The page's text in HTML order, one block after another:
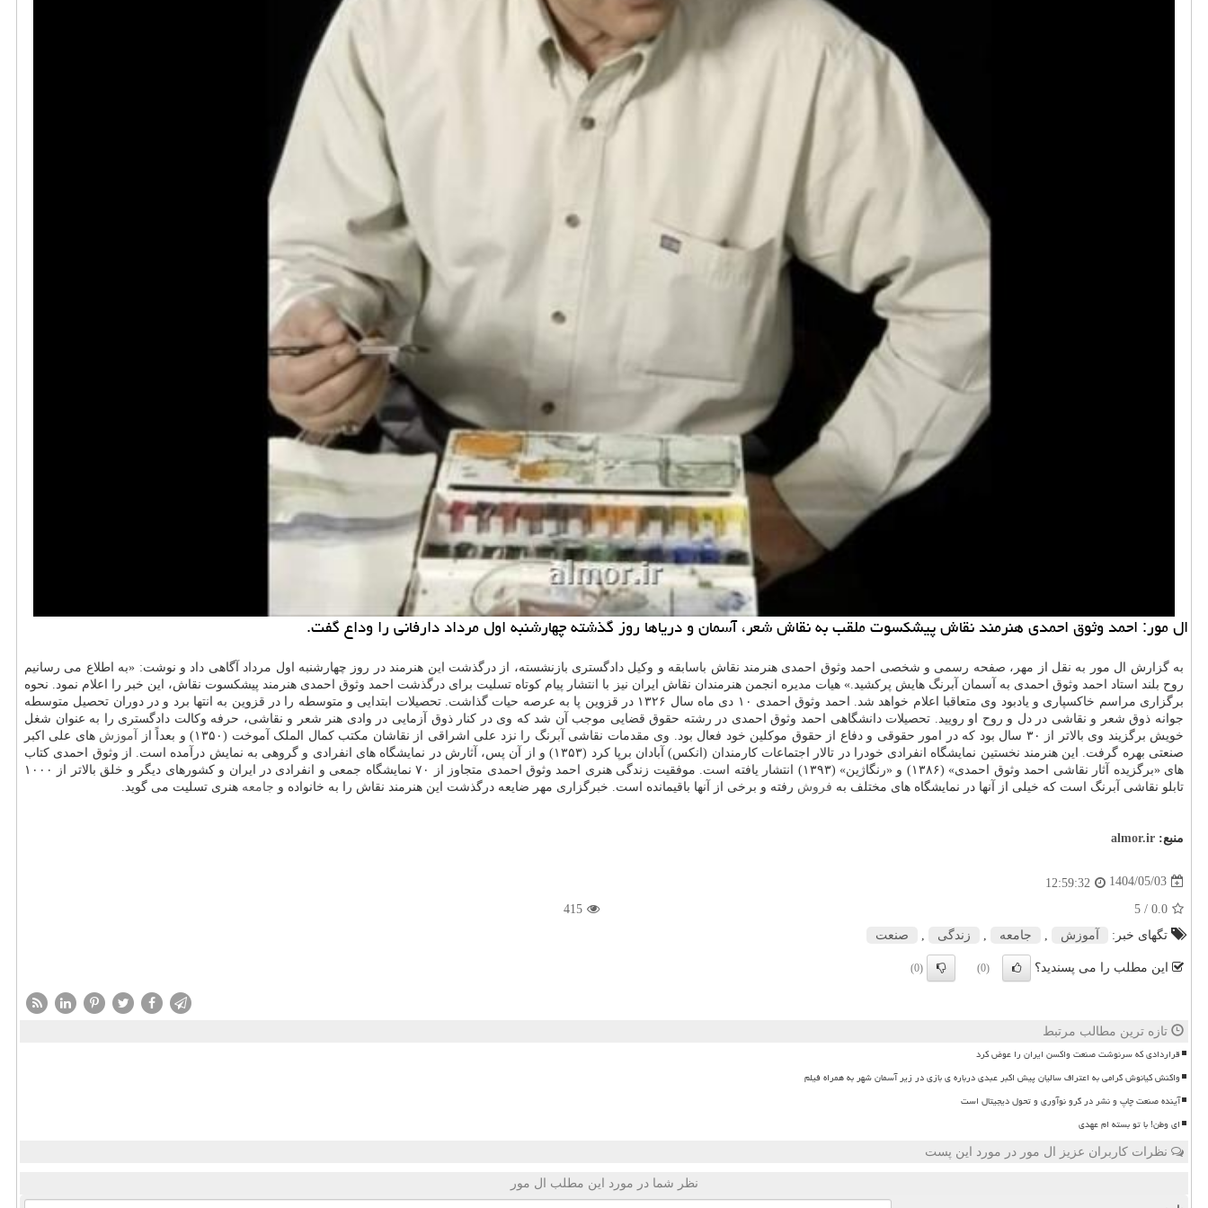
ال مور: احمد وثوق احمدی هنرمند نقاش پیشکسوت ملقب به نقاش شعر، آسمان و دریاها روز گذشته چهارشنبه اول مرداد دارفانی را وداع گفت.
به گزارش ال مور به نقل از مهر، صفحه رسمی و شخصی احمد وثوق احمدی هنرمند نقاش باسابقه و وکیل دادگستری بازنشسته، از درگذشت این هنرمند در روز چهارشنبه اول مرداد آگاهی داد و نوشت: «به اطلاع می رسانیم
روح بلند استاد احمد وثوق احمدی به آسمان آبرنگ هایش پرکشید.» هیات مدیره انجمن هنرمندان نقاش ایران نیز با انتشار پیام کوتاه تسلیت برای درگذشت احمد وثوق احمدی هنرمند پیشکسوت نقاش، این خبر را اعلام نمود. نحوه
برگزاری مراسم خاکسپاری و یادبود وی متعاقبا اعلام خواهد شد. احمد وثوق احمدی ۱۰ دی ماه سال ۱۳۲۶ در قزوین پا به عرصه حیات گذاشت. تحصیلات ابتدایی و متوسطه را در قزوین به انتها برد و در دوران تحصیل متوسطه
جوانه ذوق شعر و نقاشی در دل و روح او رویید. تحصیلات دانشگاهی احمد وثوق احمدی در رشته حقوق قضایی موجب آن شد که وی در کنار ذوق آزمایی در وادی هنر شعر و نقاشی، حرفه وکالت دادگستری را به عنوان شغل
خویش برگزیند وی بالاتر از ۳۰ سال بود که در امور حقوقی و دفاع از حقوق موکلین خود فعال بود. وی مقدمات نقاشی آبرنگ را نزد علی اشراقی از نقاشان مکتب کمال الملک آموخت (۱۳۵۰) و بعداً از
آموزش های علی اکبر
صنعتی بهره گرفت. این هنرمند نخستین نمایشگاه انفرادی خودرا در تالار اجتماعات کارمندان (انکس) آبادان برپا کرد (۱۳۵۳) و از آن پس، آثارش در نمایشگاه های انفرادی و گروهی به نمایش درآمده است. از وثوق احمدی کتاب
های «برگزیده آثار نقاشی احمد وثوق احمدی» (۱۳۸۶) و «رنگاژین» (۱۳۹۳) انتشار یافته است. موفقیت زندگی هنری احمد وثوق احمدی متجاوز از ۷۰ نمایشگاه جمعی و انفرادی در ایران و کشورهای دیگر و خلق بالاتر از ۱۰۰۰
تابلو نقاشی آبرنگ است که خیلی از آنها در نمایشگاه های مختلف به فروش رفته و برخی از آنها باقیمانده است. خبرگزاری مهر ضایعه درگذشت این هنرمند نقاش را به خانواده و جامعه هنری تسلیت می گوید.
منبع: almor.ir
1404/05/03
12:59:32
0.0
/ 5
415
تگهای خبر:
آموزش جامعه زندگی صنعت
این مطلب را می پسندید؟ (0)
(0)
تازه ترین مطالب مرتبط
قراردادی که سرنوشت صنعت واکسن ایران را عوض کرد
واکنش کیانوش گرامی به اعتراف سالیان پیش اکبر عبدی درباره ی بازی در زیر آسمان شهر به همراه فیلم
آینده صنعت چاپ و نشر در گرو نوآوری و تحول دیجیتال است
ای وطن! با تو بسته ام عهدی
نظرات کاربران عزیز ال مور در مورد این پست
نظر شما در مورد این مطلب ال مور